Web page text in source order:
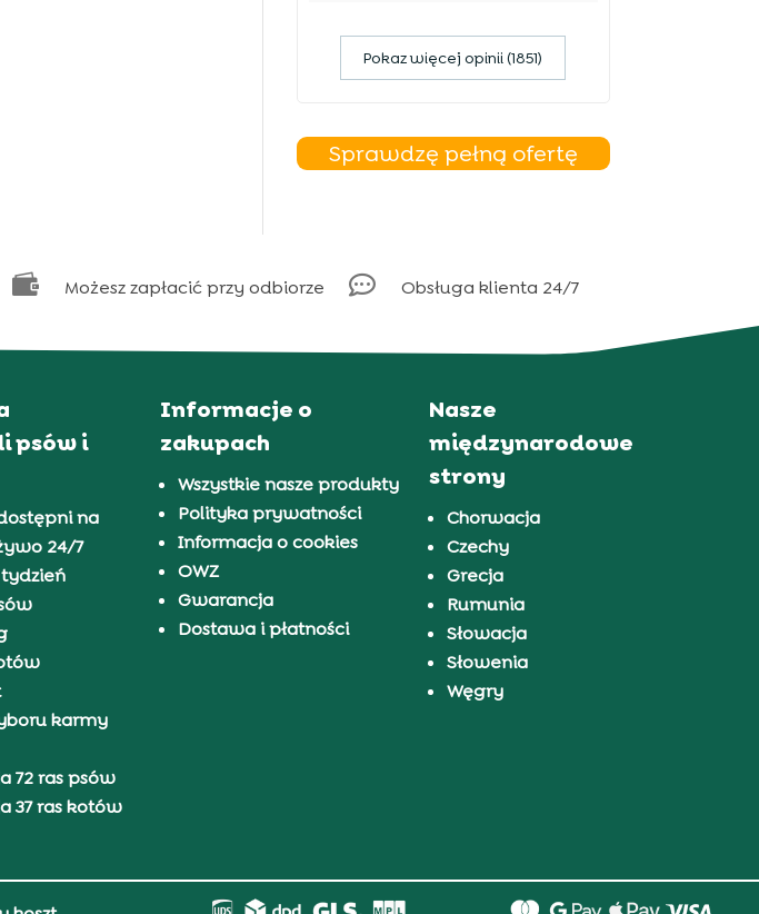
Pokaz więcej opinii (1851)
Sprawdzę pełną ofertę
 Możesz zapłacić przy odbiorze  Obsługa klienta 24/7
psów i
na
24/7
tydzień
karmy
72 ras psów
37 ras kotów
Informacje o
zakupach
Wszystkie nasze produkty
Polityka prywatności
Informacja o cookies
OWZ
Gwarancja
Dostawa i płatności
Nasze
międzynarodowe
strony
Chorwacja
Czechy
Grecja
Rumunia
Słowacja
Słowenia
Węgry